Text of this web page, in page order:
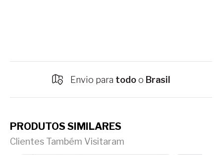
Envio para todoo Brasil
PRODUTOS SIMILARES
Clientes Também Visitaram